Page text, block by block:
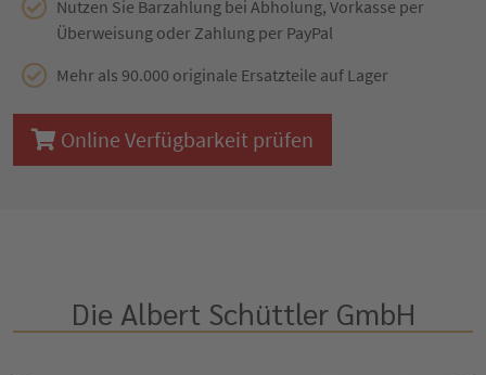
Nutzen Sie Barzahlung bei Abholung, Vorkasse per
Überweisung oder Zahlung per PayPal
Mehr als 90.000 originale Ersatzteile auf Lager
Online Verfügbarkeit prüfen
Die Albert Schüttler GmbH